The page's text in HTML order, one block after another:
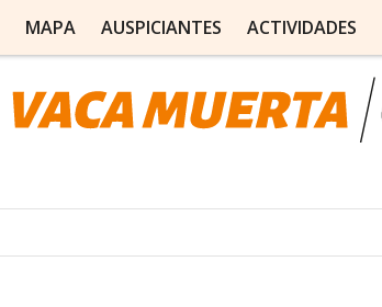
MAPA AUSPICIANTES ACTIVIDADES